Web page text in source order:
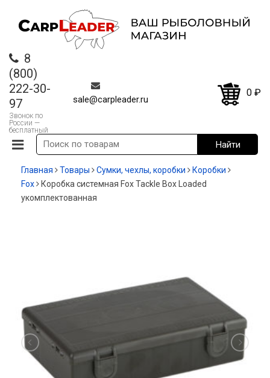
8
(800)
222-30-
97
Звонок по
России —
бесплатный
sale@carpleader.ru
0 ₽
Главная Товары Сумки, чехлы, коробки
Коробки
Fox
Коробка системная Fox Tackle Box Loaded
укомплектованная